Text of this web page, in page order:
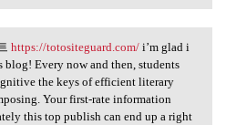
트 https://totositeguard
https://totositeguard.com/i’m glad i
blog! Every now and then, students
the keys of efficient literary
Your first-rate information
this top publish can end up a right